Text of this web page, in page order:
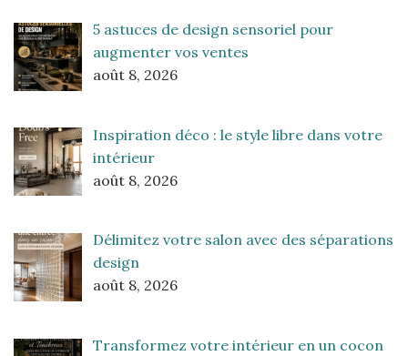
5 astuces de design sensoriel pour
augmenter vos ventes
août 8, 2026
Inspiration déco : le style libre dans votre
intérieur
août 8, 2026
Délimitez votre salon avec des séparations
design
août 8, 2026
Transformez votre intérieur en un cocon